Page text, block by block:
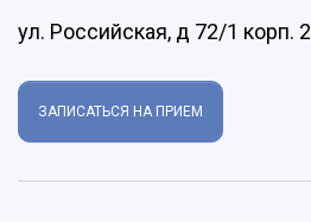
ул. Российская, д 72/1 корп. 2
ЗАПИСАТЬСЯ НА ПРИЕМ